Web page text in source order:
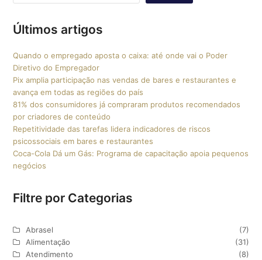
Últimos artigos
Quando o empregado aposta o caixa: até onde vai o Poder
Diretivo do Empregador
Pix amplia participação nas vendas de bares e restaurantes e
avança em todas as regiões do país
81% dos consumidores já compraram produtos recomendados
por criadores de conteúdo
Repetitividade das tarefas lidera indicadores de riscos
psicossociais em bares e restaurantes
Coca-Cola Dá um Gás: Programa de capacitação apoia pequenos
negócios
Filtre por Categorias
Abrasel
(7)
Alimentação
(31)
Atendimento
(8)